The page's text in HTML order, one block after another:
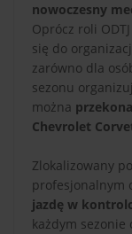
nowoczesny
Oprócz roli
się do
zarówno dla
sezonu
można
Chevrolet
Zlokalizowany
profesjonalnym
jazdę w
każdym